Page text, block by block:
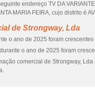
endereço TV DA
MARIA FEIRA, cujo distrito é
de Strongway, Lda
o ano de 2025 foram
o ano de 2025 foram
comercial de Strongway, Lda